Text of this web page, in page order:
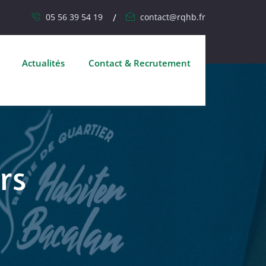
05 56 39 54 19 contact@rqhb.fr
Actualités Contact & Recrutement